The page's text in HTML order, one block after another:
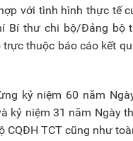
với tình hình thực tế
Bí thư chi bộ/Đảng bộ
thuộc báo cáo kết
kỷ niệm 60 năm
niệm 31 năm Ngày
TCT cũng như